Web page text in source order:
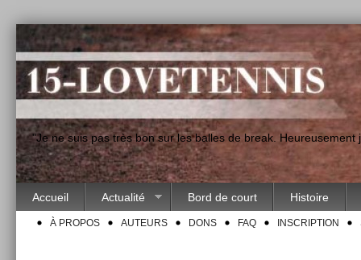
"Je ne suis pas très bon sur les balles de break.
Accueil Actualité Bord de court Histoire
À PROPOS AUTEURS DONS FAQ INSCRIPTION